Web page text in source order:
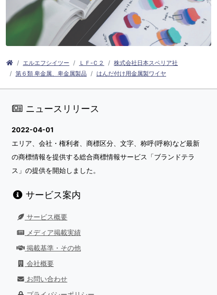
エルエフシイツー ＬＦ‐Ｃ２
株式会社日本スペリア社
第６類 卑金属、卑金属製品
はんだ付け用金属製ワイヤ
ニュースリリース
2022-04-01
エリア、会社・権利者、商標区分、文字、称呼(呼称)など最新
の商標情報を提供する総合商標情報サービス「ブランドテラ
ス」の提供を開始しました。
サービス案内
サービス概要
メディア掲載実績
掲載基準・その他
会社概要
お問い合わせ